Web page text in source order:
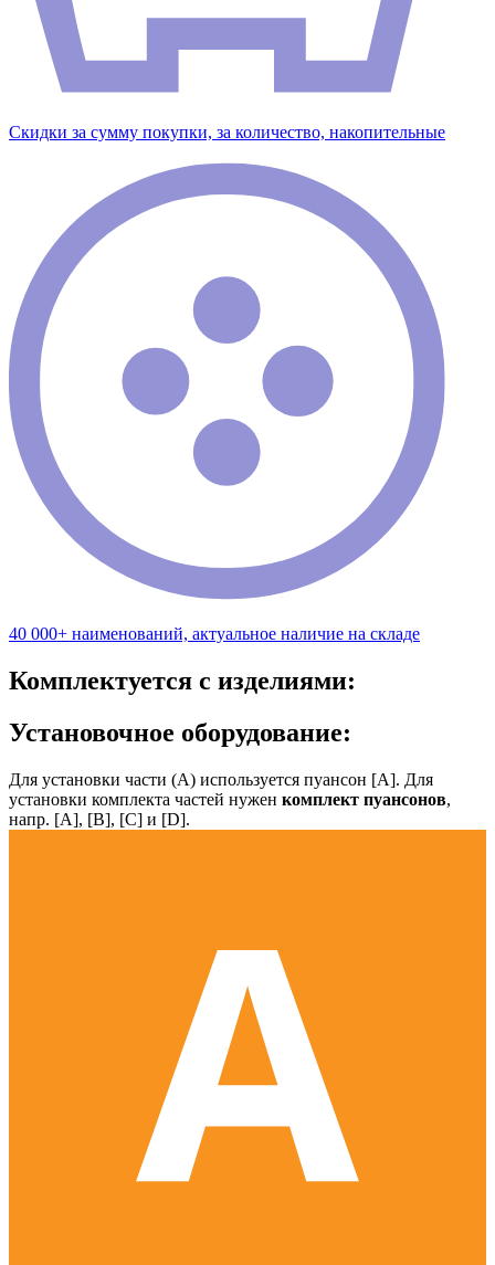
Скидки за сумму покупки, за количество, накопительные
40 000+ наименований, актуальное наличие на складе
Комплектуется с изделиями:
Установочное оборудование:
Для установки части (А) используется пуансон [А]. Для
установки комплекта частей нужен комплект пуансонов,
напр. [А], [B], [С] и [D].